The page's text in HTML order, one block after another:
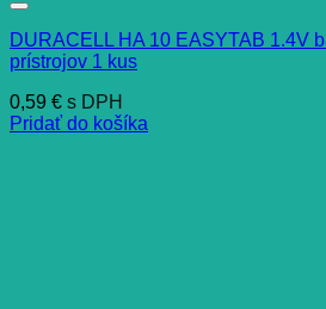
DURACELL HA 10 EASYTAB 1.4V
prístrojov 1 kus
0,59 € s DPH
Pridať do košíka